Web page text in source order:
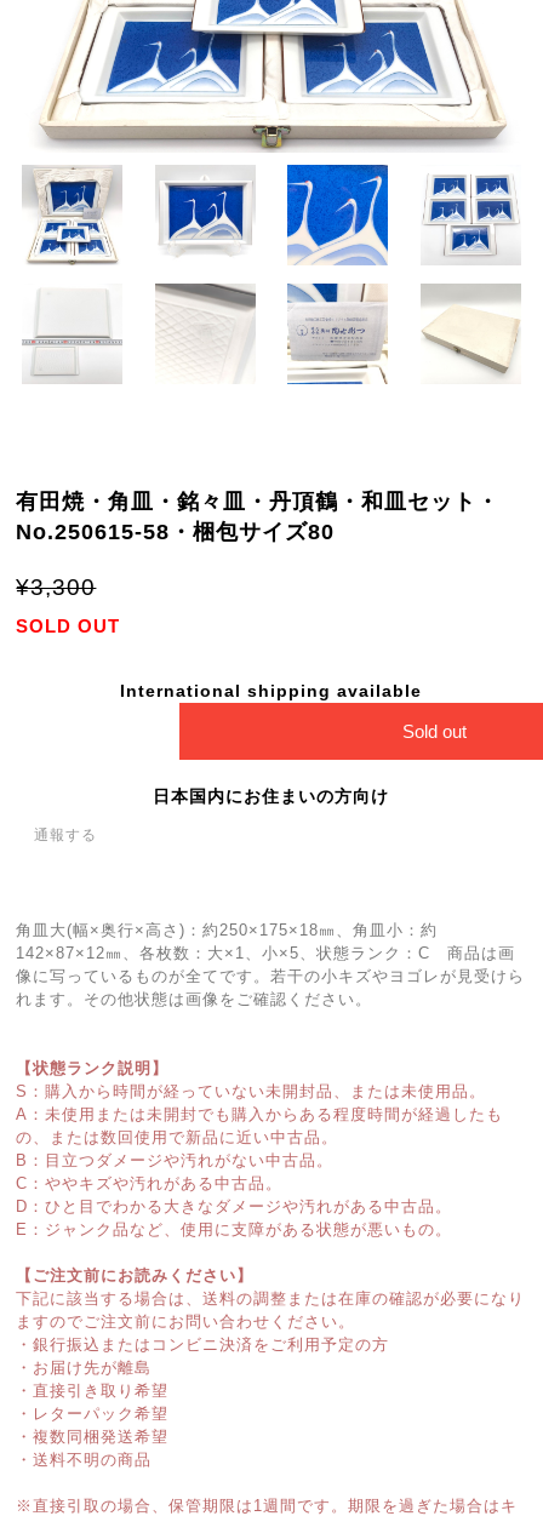
有田焼・角皿・銘々皿・丹頂鶴・和皿セット・
No.250615-58・梱包サイズ80
¥3,300
SOLD OUT
International shipping available
Sold out
日本国内にお住まいの方向け
通報する
角皿大(幅×奥行×高さ)：約250×175×18㎜、角皿小：約
142×87×12㎜、各枚数：大×1、小×5、状態ランク：C 商品は画
像に写っているものが全てです。若干の小キズやヨゴレが見受けら
れます。その他状態は画像をご確認ください。
【状態ランク説明】
S：購入から時間が経っていない未開封品、または未使用品。
A：未使用または未開封でも購入からある程度時間が経過したも
の、または数回使用で新品に近い中古品。
B：目立つダメージや汚れがない中古品。
C：ややキズや汚れがある中古品。
D：ひと目でわかる大きなダメージや汚れがある中古品。
E：ジャンク品など、使用に支障がある状態が悪いもの。
【ご注文前にお読みください】
下記に該当する場合は、送料の調整または在庫の確認が必要になり
ますのでご注文前にお問い合わせください。
・銀行振込またはコンビニ決済をご利用予定の方
・お届け先が離島
・直接引き取り希望
・レターパック希望
・複数同梱発送希望
・送料不明の商品
※直接引取の場合、保管期限は1週間です。期限を過ぎた場合はキ